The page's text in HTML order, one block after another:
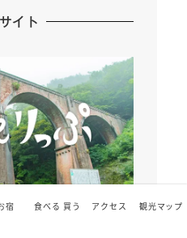
イト
宿 食べる 買う アクセス 観光マップ